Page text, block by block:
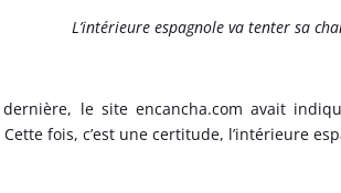
L’intérieure espagnole va tenter sa
le site encancha.com avait
Cette fois, c’est une certitude, l’intérieure